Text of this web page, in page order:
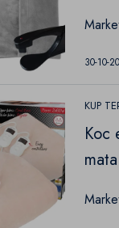
30-10-
KUP
Koc
z